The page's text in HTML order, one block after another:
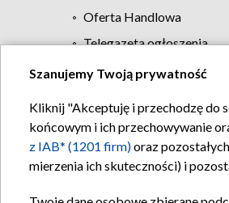
Oferta Handlowa
Telegazeta ogłoszenia
Szanujemy Twoją prywatność
Kliknij "Akceptuję i przechodzę do
końcowym i ich przechowywanie
z IAB* (1201 firm)oraz pozostałych
mierzenia ich skuteczności) i